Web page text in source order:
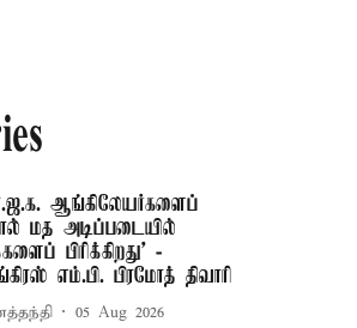
ஆங்கிலேயர்களைப்
மத அடிப்படையில்
பிரிக்கிறது’ -
எம்.பி. பிரமோத் திவாரி
05 Aug 2026